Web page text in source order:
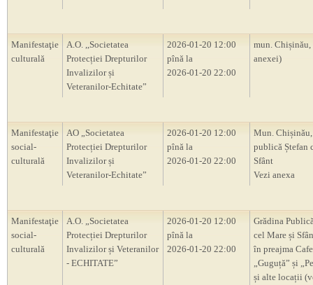
Manifestaţie
culturală
A.O. ,,Societatea
Protecției Drepturilor
Invalizilor și
Veteranilor-Echitate”
2026-01-20 12:00
pînă la
2026-01-20 22:00
mun.
anexei)
Manifestaţie
social-
culturală
AO „Societatea
Protecției Drepturilor
Invalizilor și
Veteranilor-Echitate”
2026-01-20 12:00
pînă la
2026-01-20 22:00
Mun.
publică Ștefan
Sfânt
Vezi anexa
Manifestaţie
social-
culturală
A.O. „Societatea
Protecției Drepturilor
Invalizilor și Veteranilor
- ECHITATE”
2026-01-20 12:00
pînă la
2026-01-20 22:00
Grădina
cel Mare și
în preajma
„Guguță” și
și alte locații